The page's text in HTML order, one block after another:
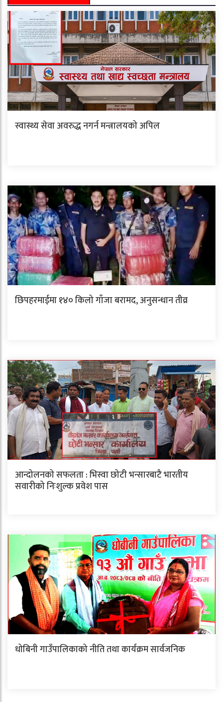
स्वास्थ्य सेवा अवरुद्ध नगर्न मन्त्रालयको अपिल
छिपहरमाईमा १४० किलो गाँजा बरामद, अनुसन्धान तीव्र
आन्दोलनको सफलता : भिस्वा छोटी भन्सारबाटै भारतीय
सवारीको निःशुल्क प्रवेश पास
धोबिनी गाउँपालिकाको नीति तथा कार्यक्रम सार्वजनिक